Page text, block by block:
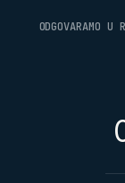
ODGOVARAMO